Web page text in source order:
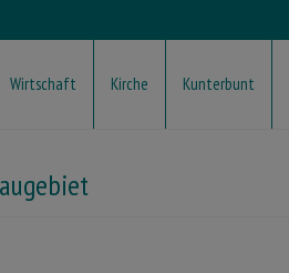
Wirtschaft Kirche Kunterbunt